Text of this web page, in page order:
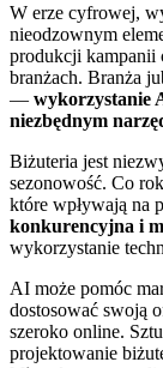
W erze cyfrowej,
nieodzownym
produkcji kampanii
branżach. Branża
— wykorzystanie
niezbędnym
Biżuteria jest
sezonowość. Co
które wpływają na
konkurencyjna i
wykorzystanie
AI może pomóc
dostosować swoją
szeroko online.
projektowanie